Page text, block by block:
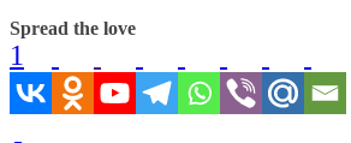
Spread the love
1